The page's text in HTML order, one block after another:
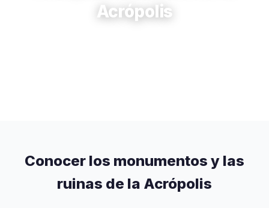
Acrópolis
Conocer los monumentos y las
ruinas de la Acrópolis